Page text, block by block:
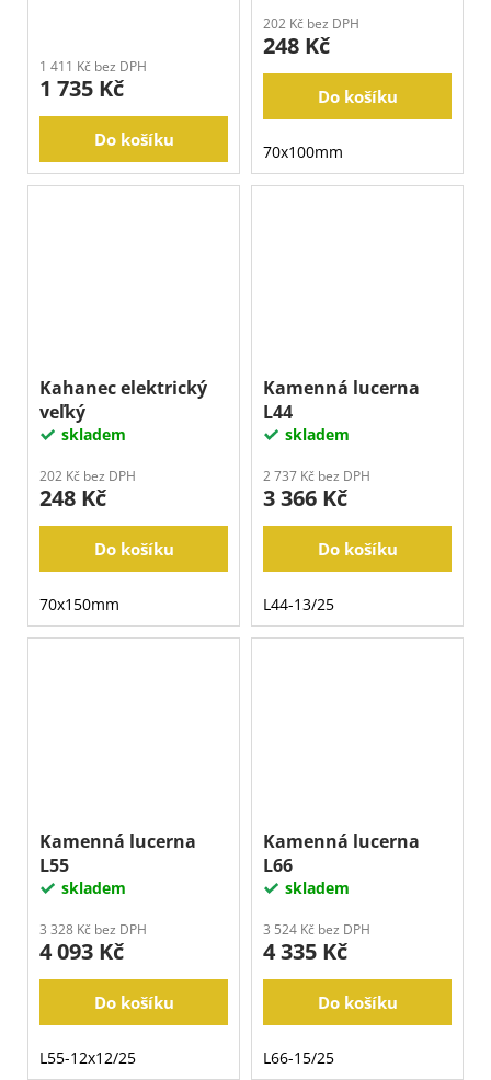
1 411 Kč bez DPH
1 735 Kč
Do košíku
202 Kč bez DPH
248 Kč
Do košíku
70x100mm
Kahanec elektrický
veľký
skladem
202 Kč bez DPH
248 Kč
Do košíku
70x150mm
Kamenná lucerna
L44
skladem
2 737 Kč bez DPH
3 366 Kč
Do košíku
L44-13/25
Kamenná lucerna
L55
skladem
3 328 Kč bez DPH
4 093 Kč
Do košíku
L55-12x12/25
Kamenná lucerna
L66
skladem
3 524 Kč bez DPH
4 335 Kč
Do košíku
L66-15/25